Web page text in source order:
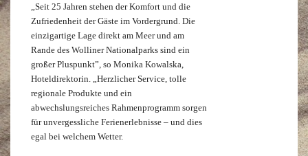
„Seit 25 Jahren stehen der Komfort und die
Zufriedenheit der Gäste im Vordergrund. Die
einzigartige Lage direkt am Meer und am
Rande des Wolliner Nationalparks sind ein
großer Pluspunkt”, so Monika Kowalska,
Hoteldirektorin. „Herzlicher Service, tolle
regionale Produkte und ein
abwechslungsreiches Rahmenprogramm sorgen
für unvergessliche Ferienerlebnisse – und dies
egal bei welchem Wetter.